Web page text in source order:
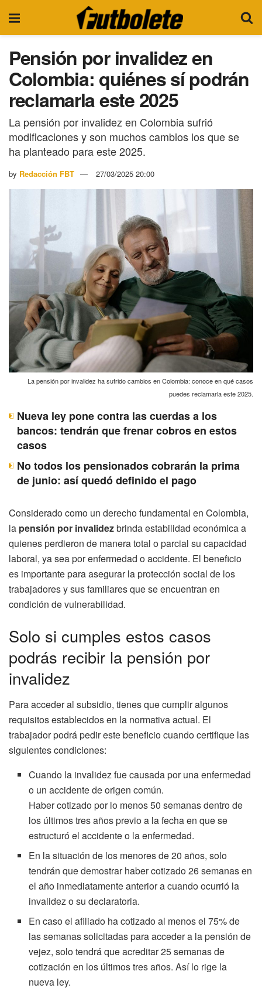
Pensión por invalidez en
Colombia: quiénes sí podrán
reclamarla este 2025
La pensión por invalidez en Colombia sufrió
modificaciones y son muchos cambios los que se
ha planteado para este 2025.
by Redacción FBT 27/03/2025 20:00
La pensión por invalidez ha sufrido cambios en Colombia: conoce en qué casos
puedes reclamarla este 2025.
Nueva ley pone contra las cuerdas a los
bancos: tendrán que frenar cobros en estos
casos
No todos los pensionados cobrarán la prima
de junio: así quedó definido el pago
Considerado como un derecho fundamental en Colombia,
la pensión por invalidezbrinda estabilidad económica a
quienes perdieron de manera total o parcial su capacidad
laboral, ya sea por enfermedad o accidente. El beneficio
es importante para asegurar la protección social de los
trabajadores y sus familiares que se encuentran en
condición de vulnerabilidad.
Solo si cumples estos casos
podrás recibir la pensión por
invalidez
Para acceder al subsidio, tienes que cumplir algunos
requisitos establecidos en la normativa actual. El
trabajador podrá pedir este beneficio cuando certifique las
siguientes condiciones:
Cuando la invalidez fue causada por una enfermedad
o un accidente de origen común.
Haber cotizado por lo menos 50 semanas dentro de
los últimos tres años previo a la fecha en que se
estructuró el accidente o la enfermedad.
En la situación de los menores de 20 años, solo
tendrán que demostrar haber cotizado 26 semanas en
el año inmediatamente anterior a cuando ocurrió la
invalidez o su declaratoria.
En caso el afiliado ha cotizado al menos el 75% de
las semanas solicitadas para acceder a la pensión de
vejez, solo tendrá que acreditar 25 semanas de
cotización en los últimos tres años. Así lo rige la
nueva ley.